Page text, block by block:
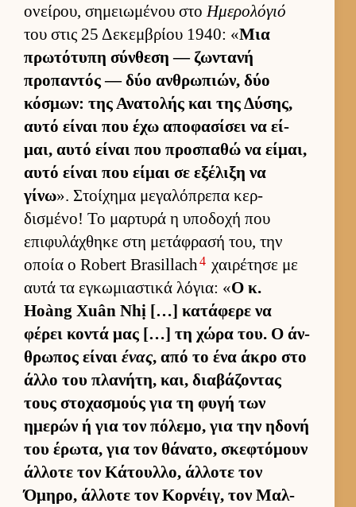
ονεί­ρου, σημειω­μένου στοΗμερολόγιό
του στις 25 Δεκεμ­βρίου 1940: «Μια
πρωτότυπη σύν­θεση — ζωντανή
προπαντός — δύο αν­θρωπιών, δύο
κόσμων: της Ανατολής και της Δύσης,
αυτό εί­ναι που έχω αποφασίσει να εί­
μαι, αυτό εί­ναι που προσπαθώ να εί­μαι,
αυτό εί­ναι που εί­μαι σε εξέλιξη να
γίνω». Στοί­χημα μεγαλόπρεπα κερ­
δισμένο! Το μαρ­τυρά η υποδοχή που
επιφυλάχθηκε στη μετάφρασή του, την
οποία ο Robert Brasillach4 χαι­ρέτησε με
αυτά τα εγκωμια­στικά λόγια: «Ο κ.
Hoàng Xuân Nhị […] κατάφερε να
φέρει κοντά μας […] τη χώρα του. Ο άν­
θρωπος εί­ναι ένας, από το ένα άκρο στο
άλλο του πλανήτη, και, δια­βάζοντας
τους στοχασμούς για τη φυγή των
ημερών ή για τον πόλεμο, για την ηδονή
του έρωτα, για τον θάνατο, σκεφτόμουν
άλ­λοτε τον Κάτουλ­λο, άλ­λοτε τον
Όμηρο, άλ­λοτε τον Κορ­νέιγ, τον Μαλ­